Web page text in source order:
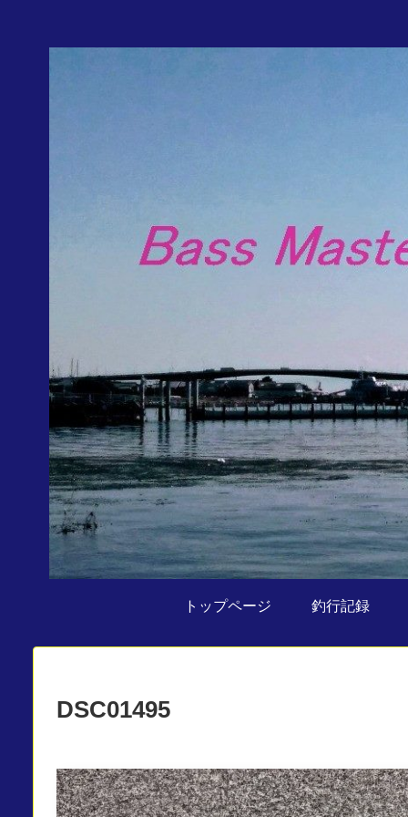
トップページ 釣行記録
DSC01495